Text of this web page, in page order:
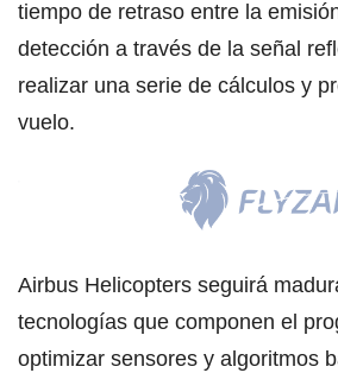
tiempo de retraso entre la
detección a través de la señal
realizar una serie de cálculos y
vuelo.
Airbus Helicopters seguirá
tecnologías que componen el
optimizar sensores y algoritmos